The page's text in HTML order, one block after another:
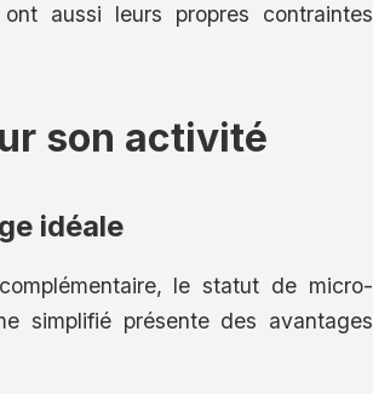
aussi leurs propres contraintes
son activité
idéale
le statut de micro-
simplifié présente des avantages